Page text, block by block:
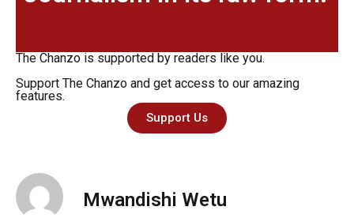
The Chanzo is supported by readers like you.
Support The Chanzo and get access to our amazing
features.
Support Us
Mwandishi Wetu